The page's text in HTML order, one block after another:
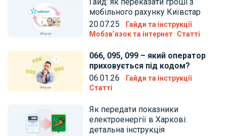
мобільного рахунку Київстар
20.07.25
Гайди та інструкції
Мобзв’язок та інтернет Статті
066, 095, 099 – який оператор
приховується під кодом?
06.01.26
Гайди та інструкції
Статті
Як передати показники
електроенергії в Харкові:
детальна інструкція